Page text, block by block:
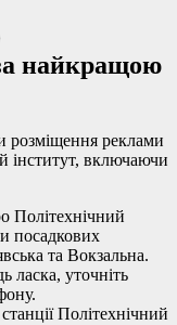
найкращою
розміщення реклами
інститут, включаючи
Політехнічний
посадкових
та Вокзальна.
ласка, уточніть
Політехнічний